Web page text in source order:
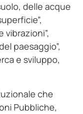
delle acque
vibrazioni”,
paesaggio”,
e sviluppo,
che
Pubbliche,